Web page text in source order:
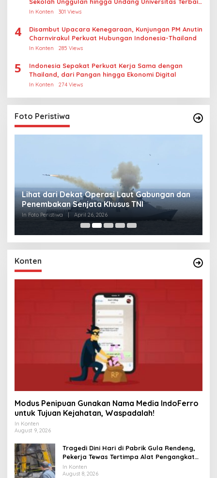
Dunia
In Konten 301 Views
4
Disambut Upacara Kenegaraan, Kunjungan PM Anutin
Charnvirakul Perkuat Hubungan Indonesia-Thailand
In Konten 285 Views
5
Indonesia Sepakat Perkuat Kerja Sama dengan
Thailand, dari Pangan hingga Ekonomi Digital
In Konten 274 Views
Foto Peristiwa
Lihat dari Dekat Operasi Laut Gabungan dan
Penembakan Senjata Khusus TNI
In Foto Peristiwa | April 26, 2026
Konten
Modus Penipuan Gunakan Nama Media IndoFerro
untuk Tujuan Kejahatan, Waspadalah!
In Konten
August 9, 2026
Tragedi Dini Hari di Pabrik Gula Rendeng,
Pekerja Tewas Tertimpa Alat Pengangkat
Tebu
In Konten
August 8, 2026